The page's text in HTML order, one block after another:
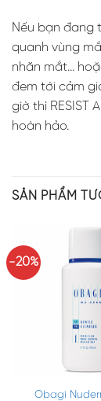
Nếu bạn đang
quanh vùng
nhăn mắt…
đem tới cảm
giờ thì RESIST
hoàn hảo.
SẢN PHẨM
-20%
Obagi